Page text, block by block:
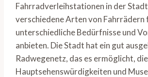
Fahrradverleihstationen in der
verschiedene Arten von Fahrrädern
unterschiedliche Bedürfnisse und
anbieten. Die Stadt hat ein gut
Radwegenetz, das es ermöglicht, die
Hauptsehenswürdigkeiten und